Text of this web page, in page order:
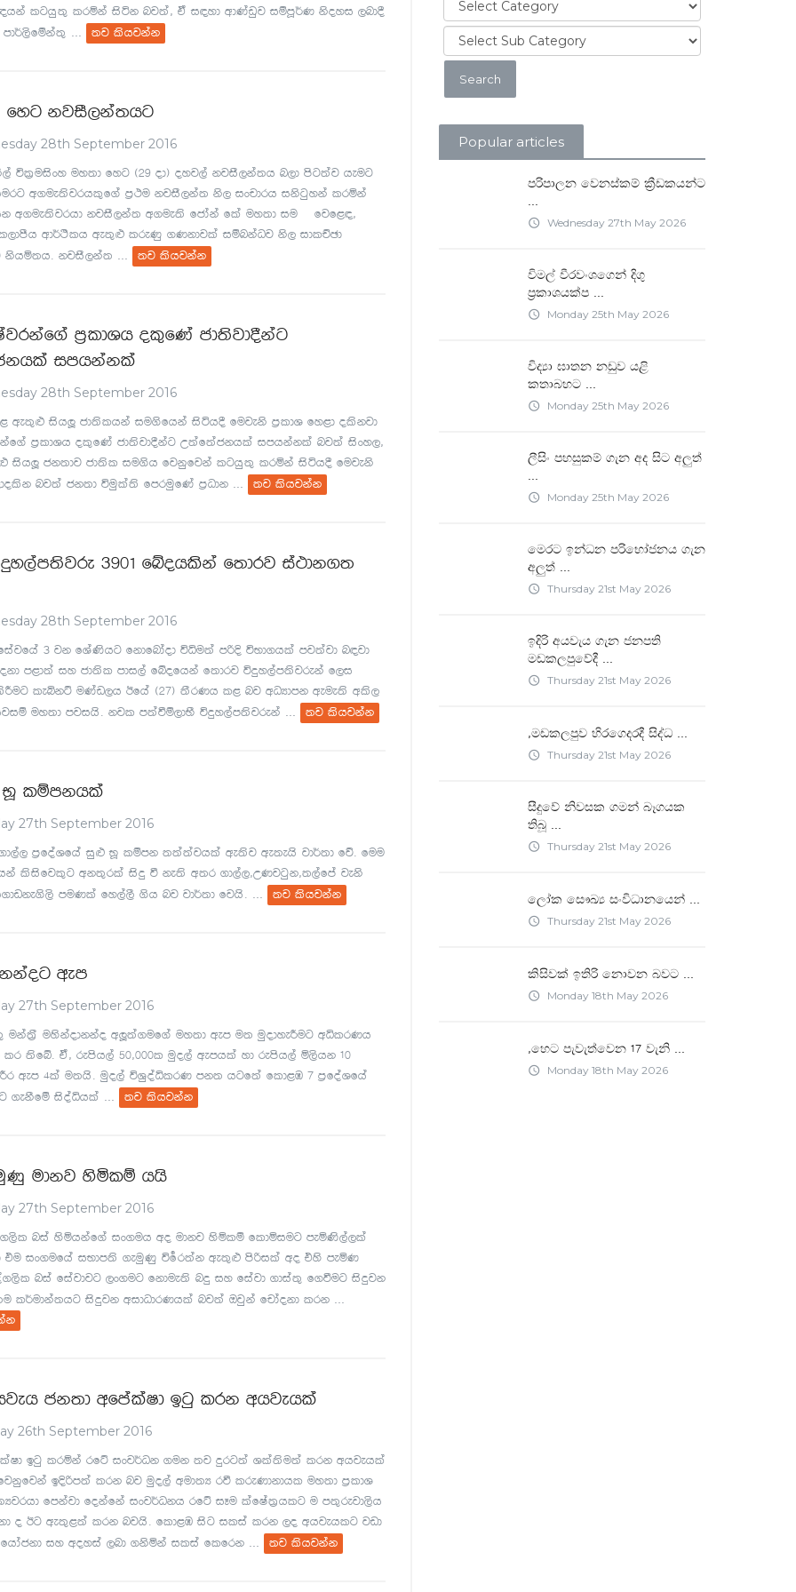
lghq;= lrñka isák nj;a" ta i|yd wdKavqj iïmQ¾K ksoyi ,nd§
;j lshjkak
fyg kjiS,ka;hg
28th September 2016
úl%uisxy uy;d fyg ^29 od& oyj,a kjiS,ka;h n,d msg;aj heug
w.ue;sjrhl=f.a m%:u kjiS,ka; ks, ixpdrh iksgqyka lrñka
w.ue;sjrhd kjiS,ka; w.ue;s fcdaka fla uy;d iuÛ fjf<|"
wd¾:slh we;=¿ lreKq .Kkdjla‌ iïnkaOj ks, idlÉPd
kshñ;h' kjiS,ka;
;j lshjkak
m%ldYh ol=fKa cd;sjd§kag
imhkakla‌
28th September 2016
we;=¿ ishÆ cd;slhka iu.sfhka isáh§ fujeks m%ldY fy<d olskjd
m%ldYh ol=fKa cd;sjd§kag W;af;ackhla‌ imhkakla‌ nj;a isxy,"
ishÆ ck;dj cd;sl iu.sh fjkqfjka lghq;= lrñka isáh§ fujeks
nj;a ck;d úuqla‌;s fmruqfKa m%Odk
;j lshjkak
3901 fíohlska f;drj ia:dk.;
28th September 2016
3 jk fYaKshg fkdfndaod úêu;a mßÈ úNd.hla mj;ajd n|jd
m<d;a iy cd;sl mdi,a fíofhka f;drj úÿy,am;sjreka f,i
leìkÜ uKav,h Bfha ^27& ;SrKh l< nj wOHdmk weue;s wls,
uy;d mjihs' kjl m;aùï,dNS úÿy,am;sjreka
;j lshjkak
lïmkhla
27th September 2016
m%foaYfha iq¿ NQ lïmk ;;a;ajhla we;sj we;ehs jd¾;d fõ' fuu
lsisfjl=g wk;=rla isÿ ù ke;s w;r .d,a,"WKjgqk";,afma jeks
f.dvke.s,s muKla fy,a,S .sh nj jd¾;d fjhs'
;j lshjkak
wem
27th September 2016
uka;%S uyskaodkkao wÆ;a.uf.a uy;d wem u; uqodyeÍug wêlrKh
lr ;sfí' ta" remsh,a 50"000l uqo,a wemhla yd remsh,a ñ,shk 10
wem 4la u;hs' uqo,a úYqoaêlrK mk; hgf;a fld<U 7 m%foaYfha
isoaêhla
;j lshjkak
udkj ysñlï hhs
27th September 2016
nia ysñhkaf.a ix.uh wo udkj ysñlï fldñiug meñKs,a,la
ix.ufha iNdm;s .euqKq úf–r;ak we;=¿ msßila wo tys meñK
nia fiajdjg ,x.ug fkdue;s nÿ iy fiajd .dia;= f.ùug isÿjk
isÿjk widOdrKhla nj;a Tjqka fpdaokd lrk
ck;d wfmalaId bgq lrk whjehla
26th September 2016
bgq lrñka rfÜ ixj¾Ok .uk ;j ÿrg;a Yla;su;a lrk whjehla
bÈßm;a lrk nj uqo,a wud;H rù lreKdkdhl uy;d m%ldY
fmkajd fokafka ixj¾Okh rfÜ iEu lafIa;%hlg u m;=rejd,sh
o Bg we;=<;a lrk njhs' fld<U isg ilia lrk ,o whjehlg jvd
iy woyia ,nd .ksñka ilia flfrk
;j lshjkak
Popular articles
පරිපාලන වෙනස්කම් ක්‍රීඩකයන්ට
access_time Wednesday 27th May 2026
විමල් වීරවංශගෙන් දිගු
ප්‍රකාශයක්ප
access_time Monday 25th May 2026
විද්‍යා ඝාතන නඩුව යළි
කතාබහට
access_time Monday 25th May 2026
ලීසිං පහසුකම් ගැන අද සිට අලුත්
access_time Monday 25th May 2026
මෙරට ඉන්ධන පරිභෝජනය ගැන
අලුත්
access_time Thursday 21st May 2026
ඉදිරි අයවැය ගැන ජනපති
මඩකලපුවේදී
access_time Thursday 21st May 2026
"මඩකලපුව හිරගෙදරදී සිද්ධ
access_time Thursday 21st May 2026
සීදුවේ නිවසක ගමන් බෑගයක
තිබූ
access_time Thursday 21st May 2026
ලෝක සෞඛ්‍ය සංවිධානයෙන්
access_time Thursday 21st May 2026
කිසිවක් ඉතිරි නොවන බවට
access_time Monday 18th May 2026
"හෙට පැවැත්වෙන 17 වැනි
access_time Monday 18th May 2026